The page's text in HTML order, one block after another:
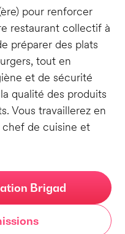
pour renforcer
restaurant collectif à
préparer des plats
tout en
et de sécurité
qualité des produits
Vous travaillerez en
de cuisine et
Brigad